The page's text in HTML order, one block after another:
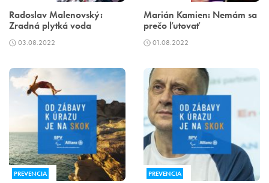
Radoslav Malenovský:
Zradná plytká voda
03.08.2022
Marián Kamien: Nemám sa
prečo ľutovať
01.08.2022
PREVENCIA PREVENCIA